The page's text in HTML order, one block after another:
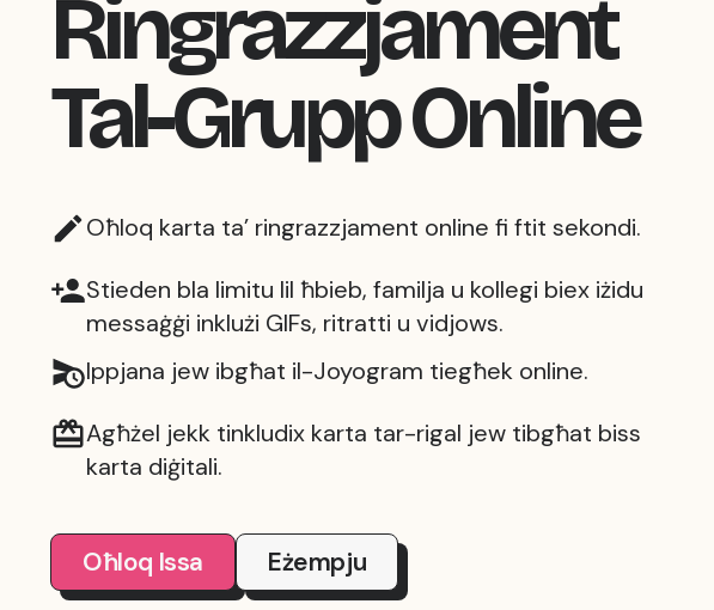
Ringrazzjament
Tal-Grupp Online
Oħloq karta ta’ ringrazzjament online fi ftit sekondi.
Stieden bla limitu lil ħbieb, familja u kollegi biex iżidu
messaġġi inklużi GIFs, ritratti u vidjows.
Ippjana jew ibgħat il-Joyogram tiegħek online.
Agħżel jekk tinkludix karta tar-rigal jew tibgħat biss
karta diġitali.
Oħloq Issa Eżempju